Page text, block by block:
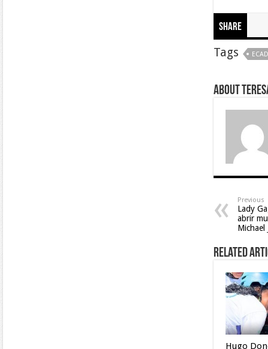
Share
Tags ECAD
About
Previous
Lady
abrir
Michael
Related
Hugo